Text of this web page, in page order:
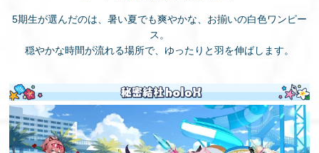
5期生が選んだのは、暑い夏でも爽やかな、お揃いの白色ワンピー
ス。
穏やかな時間が流れる場所で、ゆったりと羽を伸ばします。